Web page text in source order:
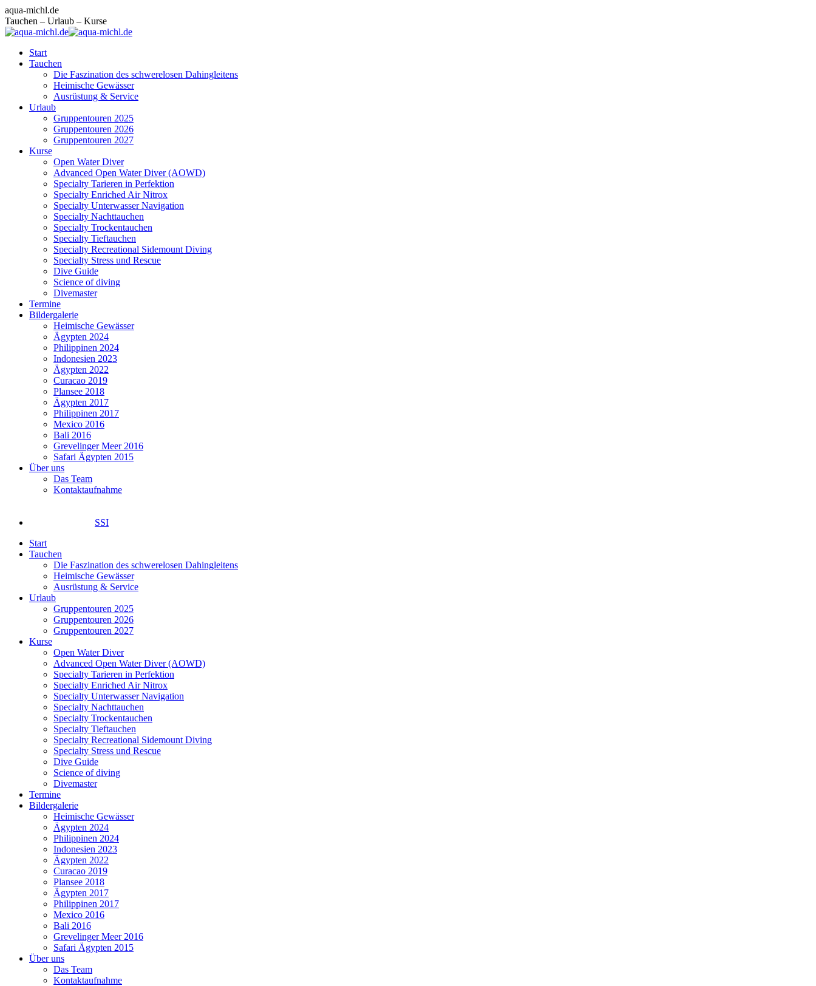
Zum
Inhalt
springen
Facebook
page
opens
new
window
Instagram
page
opens
new
window
E-
Mail
page
new
aqua-michl.de
Tauchen – Urlaub – Kurse
Start
Tauchen
Die Faszination des schwerelosen Dahingleitens
Heimische Gewässer
Ausrüstung & Service
Urlaub
Gruppentouren 2025
Gruppentouren 2026
Gruppentouren 2027
Kurse
Open Water Diver
Advanced Open Water Diver (AOWD)
Specialty Tarieren in Perfektion
Specialty Enriched Air Nitrox
Specialty Unterwasser Navigation
Specialty Nachttauchen
Specialty Trockentauchen
Specialty Tieftauchen
Specialty Recreational Sidemount Diving
Specialty Stress und Rescue
Dive Guide
Science of diving
Divemaster
Termine
Bildergalerie
Heimische Gewässer
Ägypten 2024
Philippinen 2024
Indonesien 2023
Ägypten 2022
Curacao 2019
Plansee 2018
Ägypten 2017
Philippinen 2017
Mexico 2016
Bali 2016
Grevelinger Meer 2016
Safari Ägypten 2015
Über uns
Das Team
Kontaktaufnahme
SSI
Start
Tauchen
Die Faszination des schwerelosen Dahingleitens
Heimische Gewässer
Ausrüstung & Service
Urlaub
Gruppentouren 2025
Gruppentouren 2026
Gruppentouren 2027
Kurse
Open Water Diver
Advanced Open Water Diver (AOWD)
Specialty Tarieren in Perfektion
Specialty Enriched Air Nitrox
Specialty Unterwasser Navigation
Specialty Nachttauchen
Specialty Trockentauchen
Specialty Tieftauchen
Specialty Recreational Sidemount Diving
Specialty Stress und Rescue
Dive Guide
Science of diving
Divemaster
Termine
Bildergalerie
Heimische Gewässer
Ägypten 2024
Philippinen 2024
Indonesien 2023
Ägypten 2022
Curacao 2019
Plansee 2018
Ägypten 2017
Philippinen 2017
Mexico 2016
Bali 2016
Grevelinger Meer 2016
Safari Ägypten 2015
Über uns
Das Team
Kontaktaufnahme